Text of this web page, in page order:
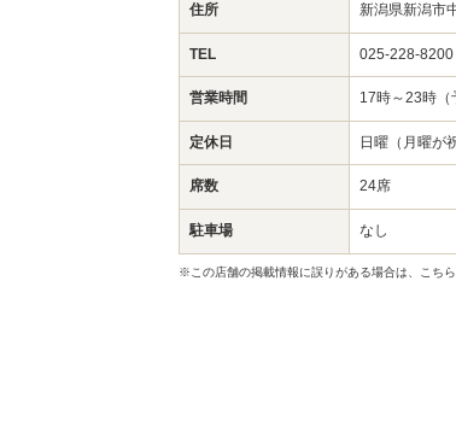
住所 新潟県新潟市
TEL 025-228-8200
営業時間 17時～23時（
定休日 日曜（月曜が
席数 24席
駐車場 なし
※この店舗の掲載情報に誤りがある場合は、こちら